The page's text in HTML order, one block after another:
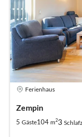
Ferienhaus
Zempin
5 Gäste104 m23